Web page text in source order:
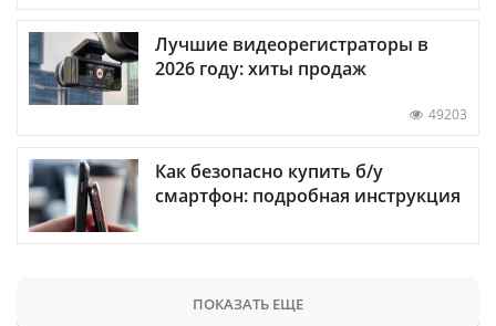
Лучшие видеорегистраторы в
2026 году: хиты продаж
49203
Как безопасно купить б/у
смартфон: подробная инструкция
ПОКАЗАТЬ ЕЩЕ